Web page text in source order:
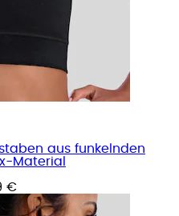
aus funkelnden
Material
€